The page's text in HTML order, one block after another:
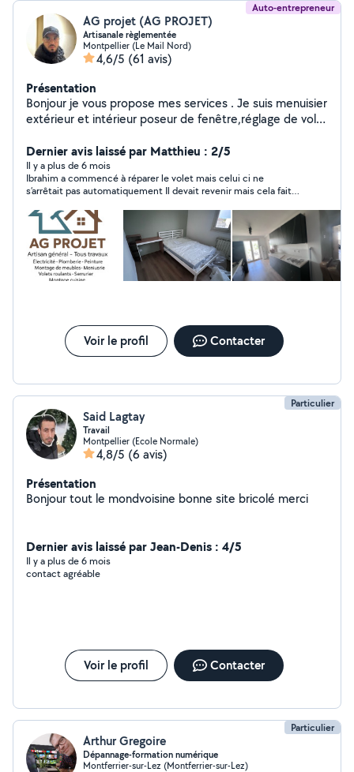
Auto-entrepreneur
AG projet (AG PROJET)
Artisanale règlementée
Montpellier (Le Mail Nord)
4,6/5 (61 avis)
Présentation
Bonjour je vous propose mes services . Je suis menuisier
extérieur et intérieur poseur de fenêtre,réglage de volet
Cuisine Équipée, et la peinture , les chasse d'eau ,pose
de plan de travail cuisine et Électricité plomberie et
autre.
Dernier avis laissé par Matthieu : 2/5
Il y a plus de 6 mois
Ibrahim a commencé à réparer le volet mais celui ci ne
s’arrêtait pas automatiquement Il devait revenir mais cela fait
Voir le profil Contacter
Particulier
Said Lagtay
Travail
Montpellier (Ecole Normale)
4,8/5 (6 avis)
Présentation
Bonjour tout le mondvoisine bonne site bricolé merci
Dernier avis laissé par Jean-Denis : 4/5
Il y a plus de 6 mois
contact agréable
Voir le profil Contacter
Particulier
Arthur Gregoire
Dépannage-formation numérique
Montferrier-sur-Lez (Montferrier-sur-Lez)